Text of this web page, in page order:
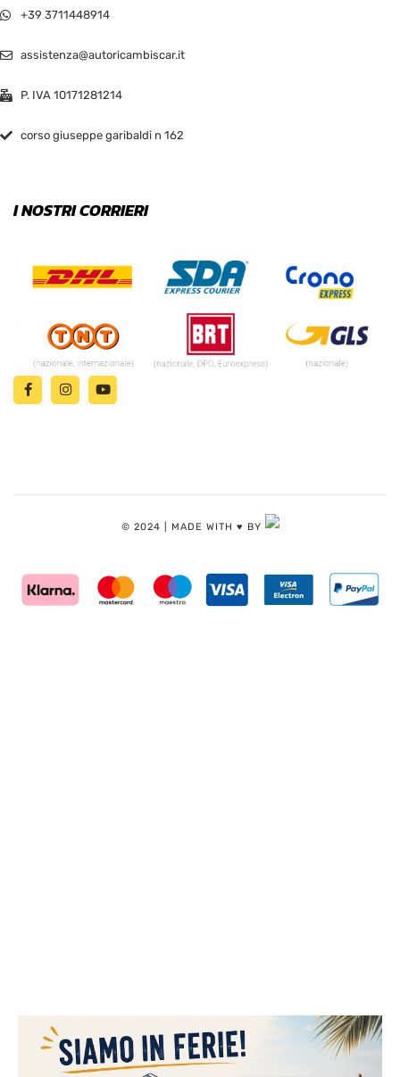
+39 3711448914
assistenza@autoricambiscar.it
P. IVA 10171281214
corso giuseppe garibaldi n 162
I NOSTRI CORRIERI
© 2024 | MADE WITH ♥️ BY